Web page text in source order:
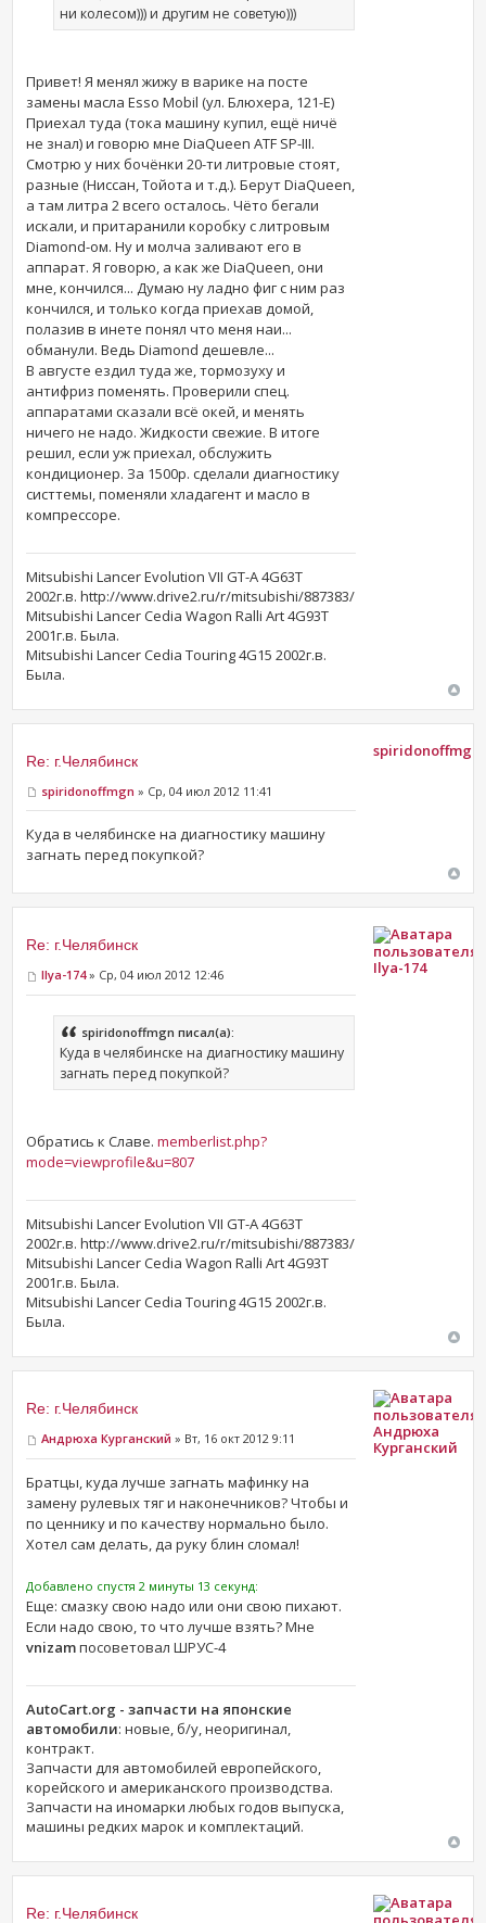
ни колесом))) и другим не советую)))
Привет! Я менял жижу в варике на посте
замены масла Esso Mobil (ул. Блюхера, 121-Е)
Приехал туда (тока машину купил, ещё ничё
не знал) и говорю мне DiaQueen ATF SP-III.
Смотрю у них бочёнки 20-ти литровые стоят,
разные (Ниссан, Тойота и т.д.). Берут DiaQueen,
а там литра 2 всего осталось. Чёто бегали
искали, и притаранили коробку с литровым
Diamond-ом. Ну и молча заливают его в
аппарат. Я говорю, а как же DiaQueen, они
мне, кончился... Думаю ну ладно фиг с ним раз
кончился, и только когда приехав домой,
полазив в инете понял что меня наи...
обманули. Ведь Diamond дешевле...
В августе ездил туда же, тормозуху и
антифриз поменять. Проверили спец.
аппаратами сказали всё окей, и менять
ничего не надо. Жидкости свежие. В итоге
решил, если уж приехал, обслужить
кондиционер. За 1500р. сделали диагностику
систтемы, поменяли хладагент и масло в
компрессоре.
Mitsubishi Lancer Evolution VII GT-A 4G63T
2002г.в. http://www.drive2.ru/r/mitsubishi/887383/
Mitsubishi Lancer Cedia Wagon Ralli Art 4G93T
2001г.в. Была.
Mitsubishi Lancer Cedia Touring 4G15 2002г.в.
Была.
Re: г.Челябинск
spiridonoffmgn » Ср, 04 июл 2012 11:41
Куда в челябинске на диагностику машину
загнать перед покупкой?
spiridonoffmgn
Re: г.Челябинск
Ilya-174» Ср, 04 июл 2012 12:46
spiridonoffmgn писал(а):
Куда в челябинске на диагностику машину
загнать перед покупкой?
Обратись к Славе.memberlist.php?
mode=viewprofile&u=807
Mitsubishi Lancer Evolution VII GT-A 4G63T
2002г.в. http://www.drive2.ru/r/mitsubishi/887383/
Mitsubishi Lancer Cedia Wagon Ralli Art 4G93T
2001г.в. Была.
Mitsubishi Lancer Cedia Touring 4G15 2002г.в.
Была.
Ilya-174
Re: г.Челябинск
Андрюха Курганский » Вт, 16 окт 2012 9:11
Братцы, куда лучше загнать мафинку на
замену рулевых тяг и наконечников? Чтобы и
по ценнику и по качеству нормально было.
Хотел сам делать, да руку блин сломал!
Добавлено спустя 2 минуты 13 секунд:
Еще: смазку свою надо или они свою пихают.
Если надо свою, то что лучше взять? Мне
vnizamпосоветовал ШРУС-4
AutoCart.org - запчасти на японские
автомобили: новые, б/у, неоригинал,
контракт.
Запчасти для автомобилей европейского,
корейского и американского производства.
Запчасти на иномарки любых годов выпуска,
машины редких марок и комплектаций.
Андрюха
Курганский
Re: г.Челябинск